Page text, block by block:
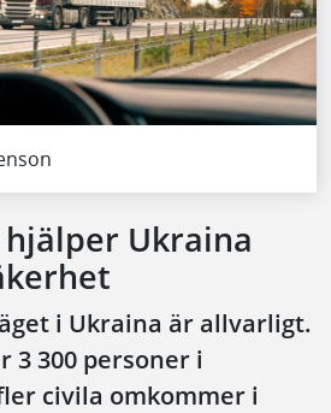
Ukraina
i Ukraina är allvarligt.
3 300 personer i
civila omkommer i